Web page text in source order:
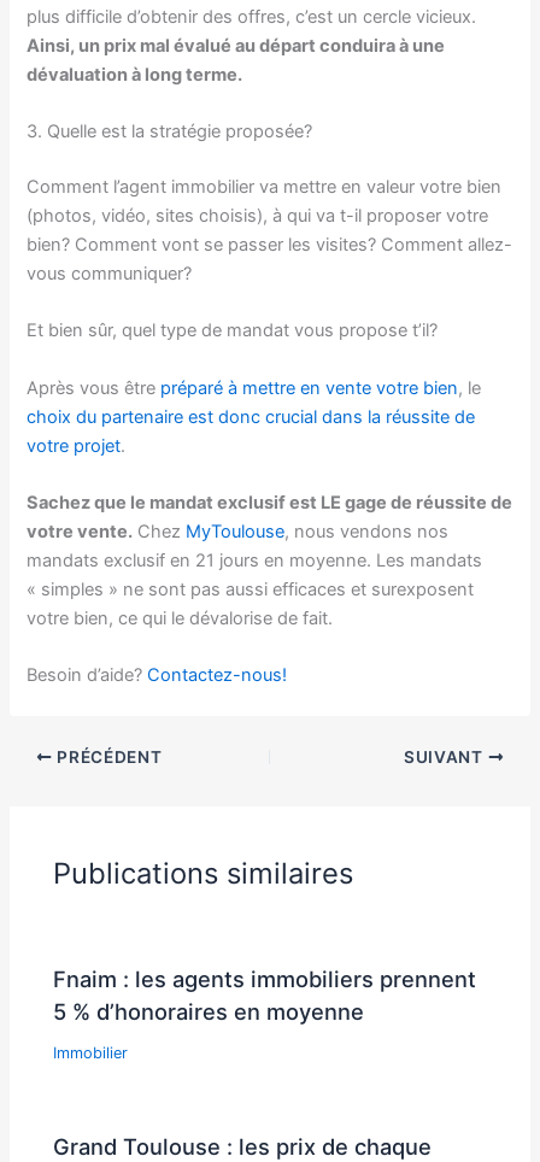
plus difficile d’obtenir des offres, c’est un cercle vicieux.
Ainsi, un prix mal évalué au départ conduira à une
dévaluation à long terme.
3. Quelle est la stratégie proposée?
Comment l’agent immobilier va mettre en valeur votre bien
(photos, vidéo, sites choisis), à qui va t-il proposer votre
bien? Comment vont se passer les visites? Comment allez-
vous communiquer?
Et bien sûr, quel type de mandat vous propose t’il?
Après vous être préparé à mettre en vente votre bien, le
choix du partenaire est donc crucial dans la réussite de
votre projet.
Sachez que le mandat exclusif est LE gage de réussite de
votre vente. Chez MyToulouse, nous vendons nos
mandats exclusif en 21 jours en moyenne. Les mandats
« simples » ne sont pas aussi efficaces et surexposent
votre bien, ce qui le dévalorise de fait.
Besoin d’aide?Contactez-nous!
PRÉCÉDENT SUIVANT
Publications similaires
Fnaim : les agents immobiliers prennent
5 % d’honoraires en moyenne
Immobilier
Grand Toulouse : les prix de chaque